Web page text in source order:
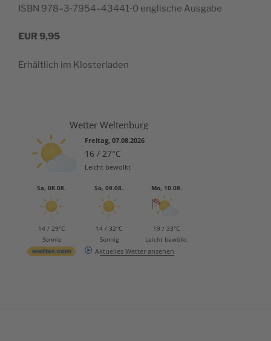
ISBN 978–3‑7954–43441‑0 englis­che Ausgabe
EUR 9,95
Erhältlich im Klosterladen
Wetter Weltenburg
Freitag, 07.08.2026
16 / 27°C
Leicht bewölkt
Sa, 08.08.
14 / 29°C
Sonnig
So, 09.08.
14 / 32°C
Sonnig
Mo, 10.08.
19 / 33°C
Leicht bewölkt
Aktuelles Wetter ansehen